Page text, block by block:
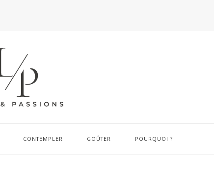
CONTEMPLER GOÛTER POURQUOI ?